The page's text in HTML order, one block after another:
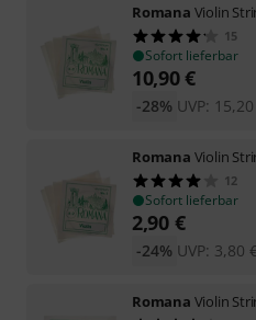
Romana Violin
15
Sofort lieferbar
10,90€
UVP: 15,20
-28%
Romana Violin
12
Sofort lieferbar
2,90 €
UVP: 3,80 €
-24%
Romana Violin